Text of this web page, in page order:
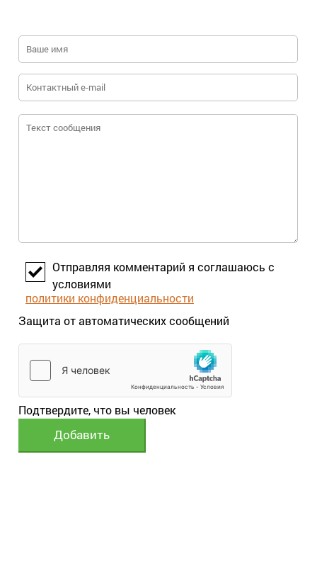
Отправляя комментарий я соглашаюсь с
условиями
политики конфиденциальности
Защита от автоматических сообщений
Подтвердите, что вы человек